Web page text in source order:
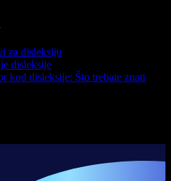
za disleksiju
disleksije
kod disleksije: Što trebate znati